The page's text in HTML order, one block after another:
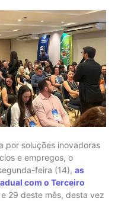
por soluções inovadoras
e empregos, o
feira (14), as
com o Terceiro
29 deste mês, desta vez